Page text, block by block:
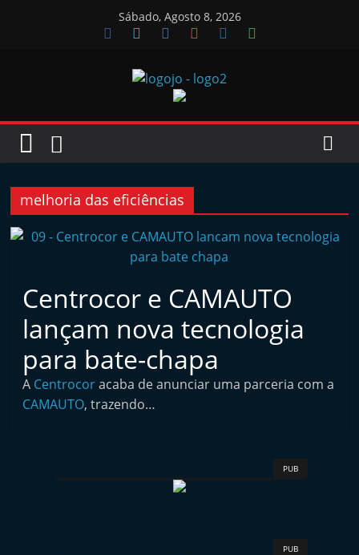
Sábado, Agosto 8, 2026
Jornal
Oficinas
J
o
n
a
i
n
melhoria das eficiências
Centrocor e CAMAUTO
lançam nova tecnologia
para bate-chapa
A Centrocoracaba de anunciar uma parceria com a
CAMAUTO, trazendo…
PUB
PUB